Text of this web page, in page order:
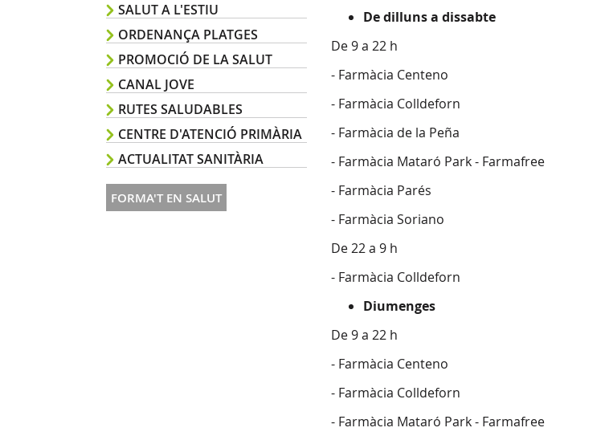
SALUT A L'ESTIU
ORDENANÇA PLATGES
PROMOCIÓ DE LA SALUT
CANAL JOVE
RUTES SALUDABLES
CENTRE D'ATENCIÓ PRIMÀRIA
ACTUALITAT SANITÀRIA
FORMA'T EN SALUT
De dilluns a dissabte
De 9 a 22 h
- Farmàcia Centeno
- Farmàcia Colldeforn
- Farmàcia de la Peña
- Farmàcia Mataró Park - Farmafree
- Farmàcia Parés
- Farmàcia Soriano
De 22 a 9 h
- Farmàcia Colldeforn
Diumenges
De 9 a 22 h
- Farmàcia Centeno
- Farmàcia Colldeforn
- Farmàcia Mataró Park - Farmafree